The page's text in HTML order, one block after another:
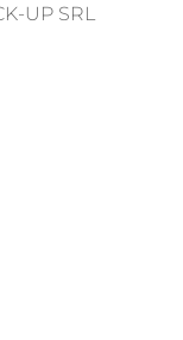
UP SRL